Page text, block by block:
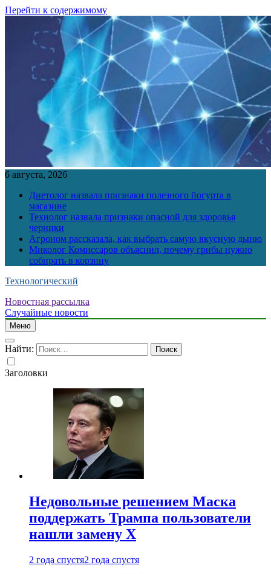
Перейти к содержимому
6 августа, 2026
Диетолог назвала признаки полезного йогурта в
магазине
Технолог назвала признаки опасной для здоровья
черники
Агроном рассказала, как выбрать самую вкусную дыню
Миколог Комиссаров объяснил, почему грибы нужно
собирать в корзину
Технологический
Новостная рассылка
Случайные новости
Меню
Найти:
Заголовки
Недовольные решением Маска
поддержать Трампа пользователи
нашли замену X
2 года спустя2 года спустя